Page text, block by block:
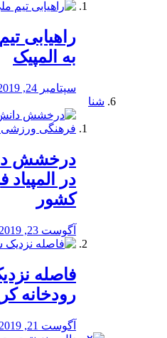
راهیابی
به المپیک
سپتامبر 24, 2019
شنا
درخشش
در
کشور
آگوست 23, 2019
️فاصله
رودخانه
آگوست 21, 2019